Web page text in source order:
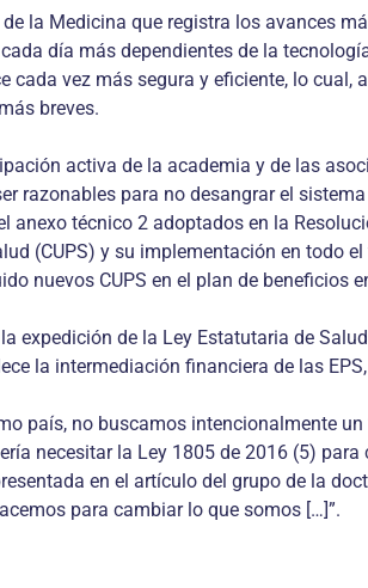
la Medicina que registra los avances
día más dependientes de la
cada vez más segura y eficiente, lo
breves.
activa de la academia y de las
razonables para no desangrar el
anexo técnico 2 adoptados en la
(CUPS) y su implementación en todo
nuevos CUPS en el plan de beneficios
expedición de la Ley Estatutaria de
la intermediación financiera de las
país, no buscamos intencionalmente
necesitar la Ley 1805 de 2016 (5)
en el artículo del grupo de la
para cambiar lo que somos […]”.